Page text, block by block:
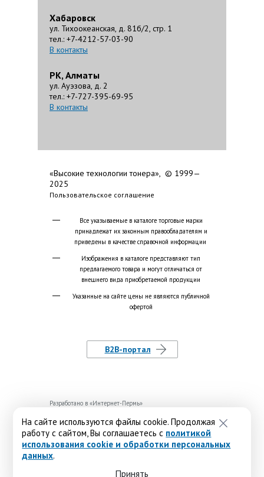
На сайте используются файлы cookie. Продолжая
работу с сайтом, Вы соглашаетесь с политикой
использования cookie и обработки персональных
данных.
Принять
Хабаровск
ул. Тихоокеанская, д. 81б/2, стр. 1
тел.: +7-4212-57-03-90
В контакты
РК, Алматы
ул. Ауэзова, д. 2
тел.: +7-727-395-69-95
В контакты
«Высокие технологии тонера», © 1999—
2025
Пользовательское соглашение
Все указываемые в каталоге торговые марки
принадлежат их законным правообладателям и
приведены в качестве справочной информации
Изображения в каталоге представляют тип
предлагаемого товара и могут отличаться от
внешнего вида приобретаемой продукции
Указанные на сайте цены не являются публичной
офертой
B2B-портал
Разработано в «Интернет-Пермь»